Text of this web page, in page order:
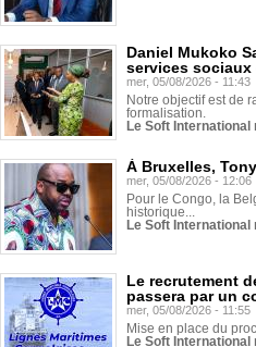
Daniel Mukoko
services sociaux
mer, 05/08/2026 - 11:43
Notre objectif est de
formalisation.
Le Soft
À Bruxelles,
mer, 05/08/2026 - 12:06
Pour le Congo, la
historique...
Le Soft
Le recrutement
passera par un
mer, 05/08/2026 - 11:55
Mise en place du
Le Soft